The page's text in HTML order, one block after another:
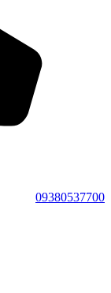
09380537700